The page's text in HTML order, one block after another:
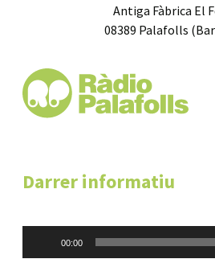
Antiga Fàbrica El
08389 Palafolls
Darrer informatiu
00:00